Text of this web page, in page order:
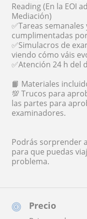
Precio
Reading (En la EOI
Mediación)
✅Tareas
cumplimentadas
✅Simulacros de
viendo cómo váis
✅Atención 24 h del
📙 Materiales
💯 Trucos para
las partes para
examinadores.
Podrás sorprender
para que puedas
problema.